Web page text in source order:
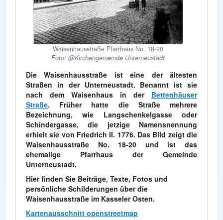
Waisenhausstraße Pfarrhaus No. 18-20
Foto: @Kirchengemeinde Unterneustadt
Die Waisenhausstraße ist eine der ältesten
Straßen in der Unterneustadt. Benannt ist sie
nach dem Waisenhaus in der Bettenhäuser
Straße. Früher hatte die Straße mehrere
Bezeichnung, wie Langschenkelgasse oder
Schindergasse, die jetzige Namensnennung
erhielt sie von Friedrich II. 1776. Das Bild zeigt die
Waisenhausstraße No. 18-20 und ist das
ehemalige Pfarrhaus der Gemeinde
Unterneustadt.
Hier finden Sie Beiträge, Texte, Fotos und
persönliche Schilderungen über die
Waisenhausstraße im Kasseler Osten.
Kartenausschnitt openstreetmap